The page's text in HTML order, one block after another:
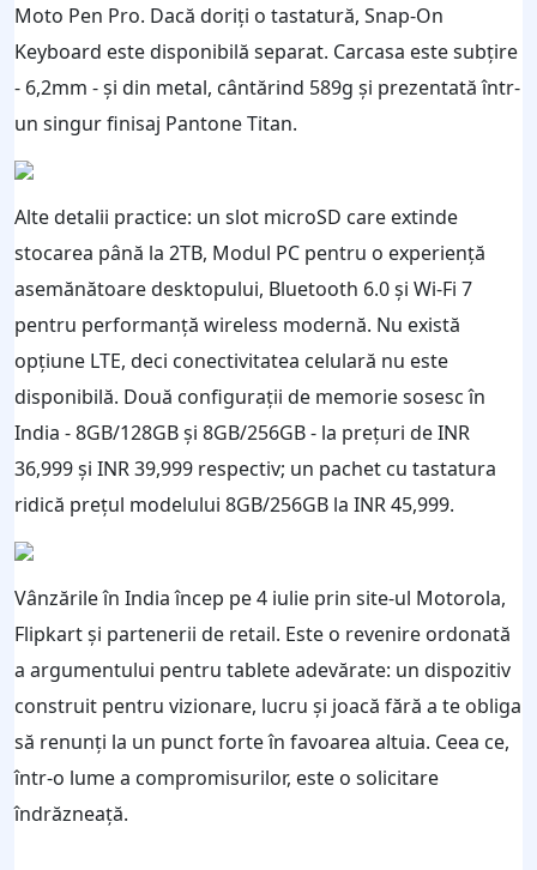
Moto Pen Pro. Dacă doriți o tastatură, Snap-On
Keyboard este disponibilă separat. Carcasa este subțire
- 6,2mm - și din metal, cântărind 589g și prezentată într-
un singur finisaj Pantone Titan.
Alte detalii practice: un slot microSD care extinde
stocarea până la 2TB, Modul PC pentru o experiență
asemănătoare desktopului, Bluetooth 6.0 și Wi‑Fi 7
pentru performanță wireless modernă. Nu există
opțiune LTE, deci conectivitatea celulară nu este
disponibilă. Două configurații de memorie sosesc în
India - 8GB/128GB și 8GB/256GB - la prețuri de INR
36,999 și INR 39,999 respectiv; un pachet cu tastatura
ridică prețul modelului 8GB/256GB la INR 45,999.
Vânzările în India încep pe 4 iulie prin site-ul Motorola,
Flipkart și partenerii de retail. Este o revenire ordonată
a argumentului pentru tablete adevărate: un dispozitiv
construit pentru vizionare, lucru și joacă fără a te obliga
să renunți la un punct forte în favoarea altuia. Ceea ce,
într-o lume a compromisurilor, este o solicitare
îndrăzneață.